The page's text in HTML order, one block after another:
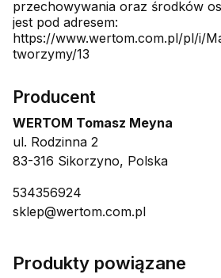
przechowywania oraz środków
jest pod adresem:
https://www.wertom.com.pl/pl/i/
tworzymy/13
Producent
WERTOM Tomasz Meyna
ul. Rodzinna 2
83-316 Sikorzyno, Polska
534356924
sklep@wertom.com.pl
Produkty powiązane